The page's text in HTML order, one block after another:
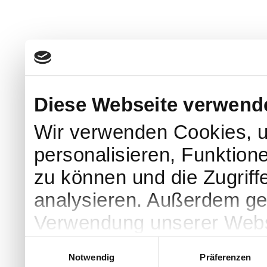
Diese Webseite
Wir verwenden Cookies,
personalisieren,
zu können und die
analysieren. Außerdem
Verwendung unserer
Notwendig
Präferenzen